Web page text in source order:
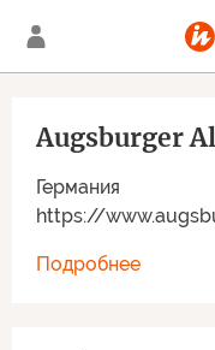
Германия
https://
Augsburger
Подробнее